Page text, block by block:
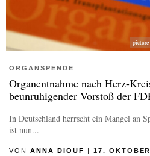
ORGANSPENDE
Organentnahme nach Herz-
beunruhigender Vorstoß der
In Deutschland herrscht ein Mangel an
ist nun...
VON ANNA DIOUF | 17.